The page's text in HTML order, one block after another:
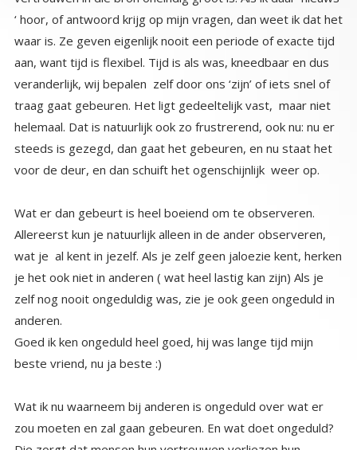
voor de deur, en dan schuift het ogenschijnlijk weer op.
Wat er dan gebeurt is heel boeiend om te observeren.
Allereerst kun je natuurlijk alleen in de ander observeren,
wat je al kent in jezelf. Als je zelf geen jaloezie kent, herken
je het ook niet in anderen ( wat heel lastig kan zijn) Als je
zelf nog nooit ongeduldig was, zie je ook geen ongeduld in
anderen.
Goed ik ken ongeduld heel goed, hij was lange tijd mijn
beste vriend, nu ja beste :)
Wat ik nu waarneem bij anderen is ongeduld over wat er
zou moeten en zal gaan gebeuren. En wat doet ongeduld?
Die zorgt dat mensen hun vertrouwen verliezen hun
vertrouwen wat klaarblijkelijk slechts een heel dun laagje is.
Hoe zou dat komen? Ze haken af, worden boos,
beschuldigen de boodschapper: zeggen nare dingen, zoals: